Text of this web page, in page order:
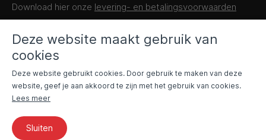
Download hier onze levering- en betalingsvoorwaarden
Deze website maakt gebruik van
cookies
Deze website gebruikt cookies. Door gebruik te maken van deze
website, geef je aan akkoord te zijn met het gebruik van cookies.
Lees meer
Sluiten